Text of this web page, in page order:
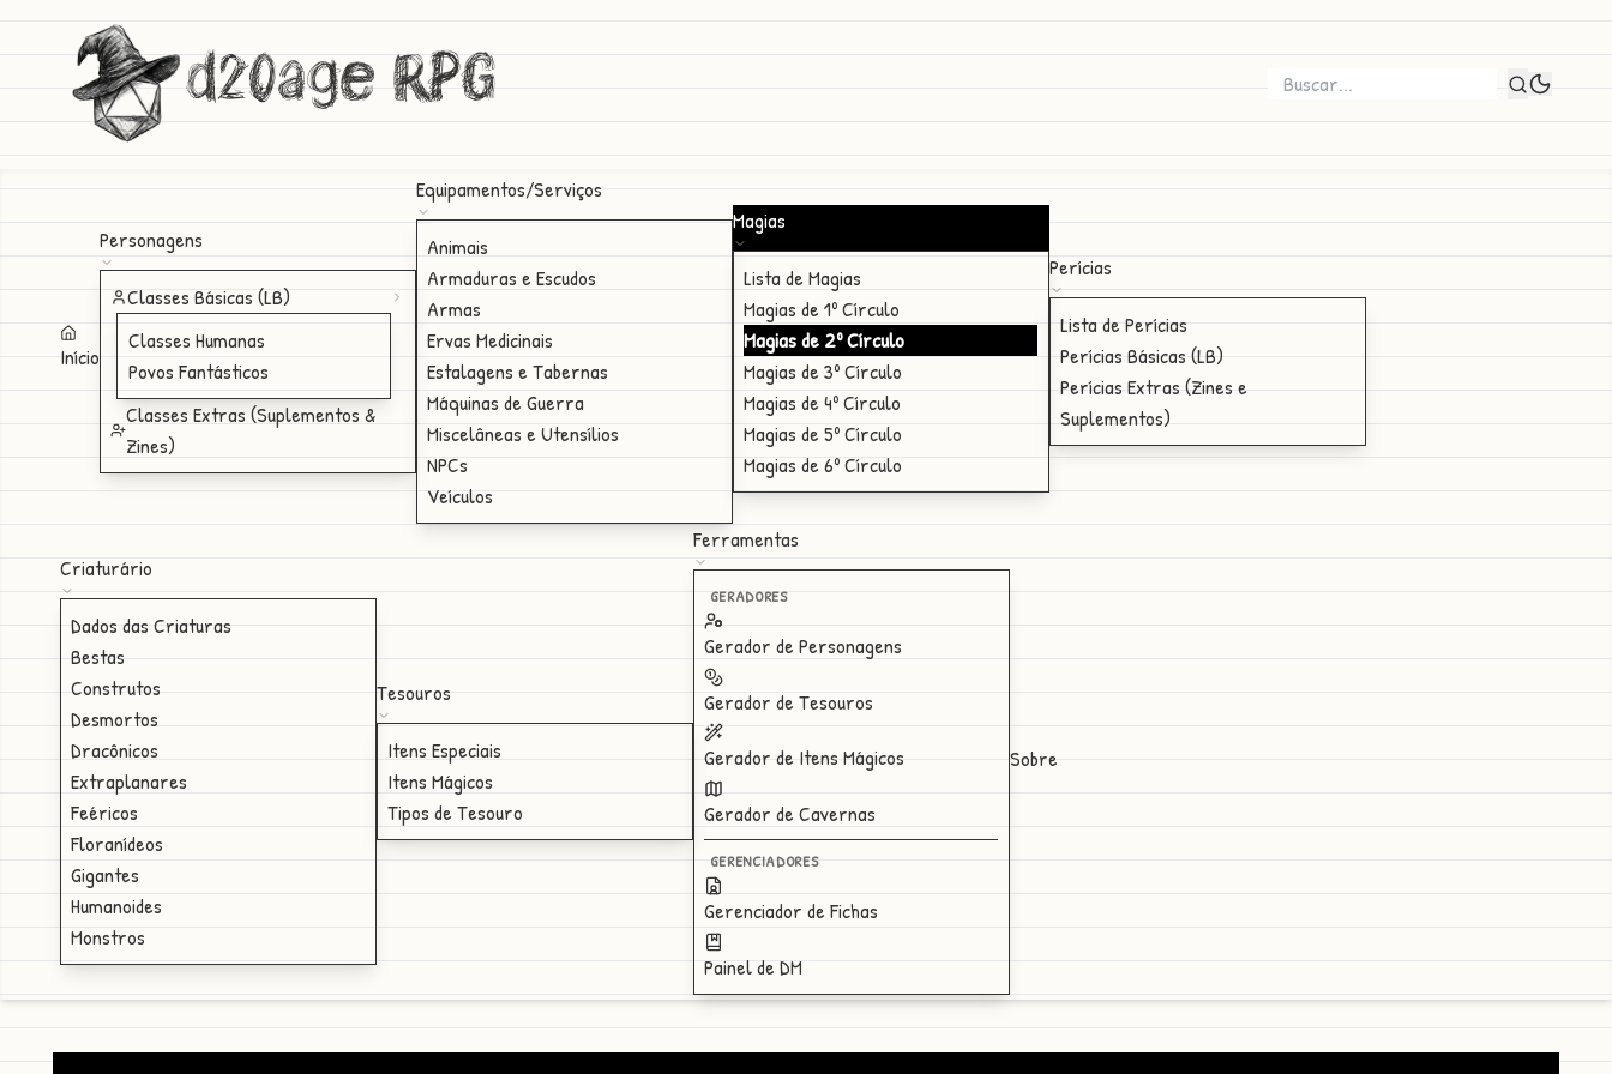
d20age RPG
Início
Personagens
Classes Básicas (LB)
Classes Humanas
Povos Fantásticos
Classes Extras (Suplementos &
Zines)
Equipamentos/Serviços
Animais
Armaduras e Escudos
Armas
Ervas Medicinais
Estalagens e Tabernas
Máquinas de Guerra
Miscelâneas e Utensílios
NPCs
Veículos
Magias
Lista de Magias
Magias de 1º Círculo
Magias de 2º Círculo
Magias de 3º Círculo
Magias de 4º Círculo
Magias de 5º Círculo
Magias de 6º Círculo
Perícias
Lista de Perícias
Perícias Básicas (LB)
Perícias Extras (Zines e
Suplementos)
Criaturário
Dados das Criaturas
Bestas
Construtos
Desmortos
Dracônicos
Extraplanares
Feéricos
Floranídeos
Gigantes
Humanoides
Monstros
Tesouros
Itens Especiais
Itens Mágicos
Tipos de Tesouro
Ferramentas
GERADORES
Gerador de Personagens
Gerador de Tesouros
Gerador de Itens Mágicos
Gerador de Cavernas
GERENCIADORES
Gerenciador de Fichas
Painel de DM
Sobre